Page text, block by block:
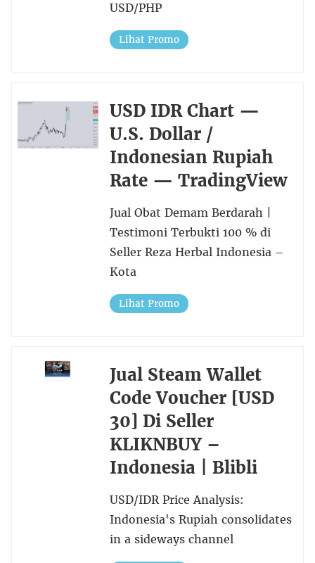
USD/PHP
Lihat Promo
USD IDR Chart —
U.S. Dollar /
Indonesian Rupiah
Rate — TradingView
Jual Obat Demam Berdarah |
Testimoni Terbukti 100 % di
Seller Reza Herbal Indonesia –
Kota
Lihat Promo
Jual Steam Wallet
Code Voucher [USD
30] Di Seller
KLIKNBUY –
Indonesia | Blibli
USD/IDR Price Analysis:
Indonesia's Rupiah consolidates
in a sideways channel